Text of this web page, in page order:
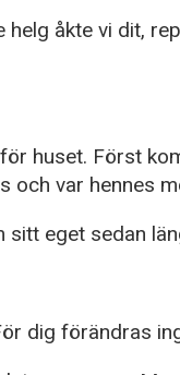
åkte vi dit,
huset. Först
och var hennes
sitt eget sedan
dig förändras